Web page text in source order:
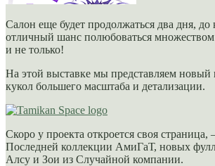
Салон еще будет продолжаться два дня,
отличный шанс полюбоваться
и не только!
На этой выставке мы представляем
кукол большего масштаба и детализации.
Скоро у проекта откроется своя страница,
Последней коллекции АмиГаТ, новых
Алсу и Зои из Случайной компании.